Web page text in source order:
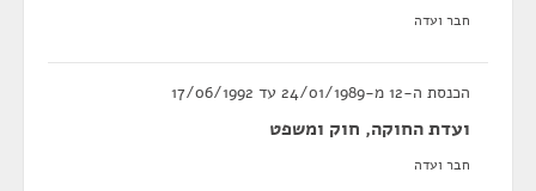
חבר ועדה
הכנסת ה-12 מ-24/01/1989 עד 17/06/1992
ועדת החוקה, חוק ומשפט
חבר ועדה